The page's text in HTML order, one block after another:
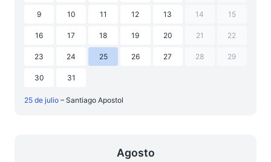
9 10 11 12 13 14 15
16 17 18 19 20 21 22
23 24 25 26 27 28 29
30 31
25 de julio – Santiago Apostol
Agosto